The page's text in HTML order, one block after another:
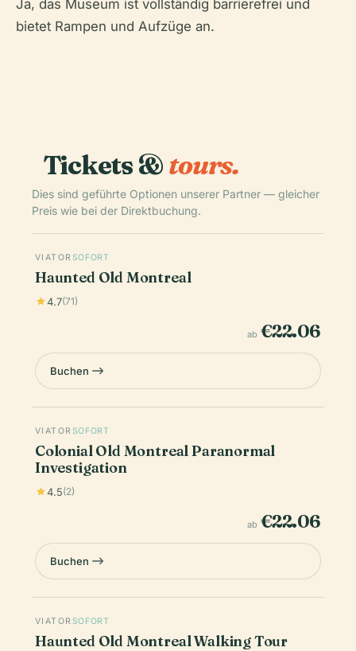
Ja, das Museum ist vollständig barrierefrei und
bietet Rampen und Aufzüge an.
Tickets &tours.
Dies sind geführte Optionen unserer Partner — gleicher
Preis wie bei der Direktbuchung.
VIATOR SOFORT
Haunted Old Montreal
4.7(71)
ab €22.06
Buchen
VIATOR SOFORT
Colonial Old Montreal Paranormal
Investigation
4.5(2)
ab €22.06
Buchen
VIATOR SOFORT
Haunted Old Montreal Walking Tour